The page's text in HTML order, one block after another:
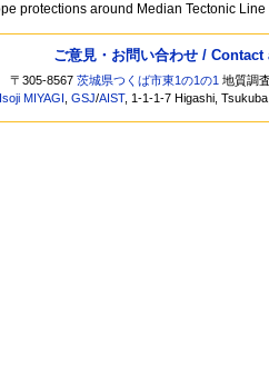
protections around Median Tectonic Line
ご意見・お問い合わせ /
〒305-8567茨城県つくば市東1の1の1 地質調
MIYAGI ,GSJ/AIST, 1-1-1-7 Higashi,